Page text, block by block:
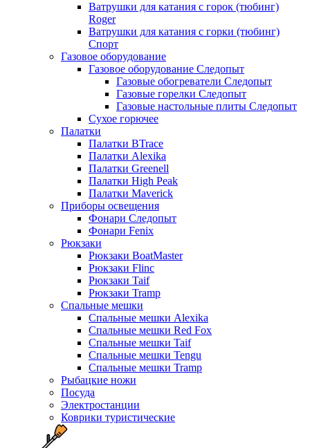
Ватрушки для катания с горок (тюбинг)
Roger
Ватрушки для катания с горки (тюбинг)
Спорт
Газовое оборудование
Газовое оборудование Следопыт
Газовые обогреватели Следопыт
Газовые горелки Следопыт
Газовые настольные плиты Следопыт
Сухое горючее
Палатки
Палатки BTrace
Палатки Alexika
Палатки Greenell
Палатки High Peak
Палатки Maverick
Приборы освещения
Фонари Следопыт
Фонари Fenix
Рюкзаки
Рюкзаки BoatMaster
Рюкзаки Flinc
Рюкзаки Taif
Рюкзаки Tramp
Спальные мешки
Спальные мешки Alexika
Спальные мешки Red Fox
Спальные мешки Taif
Спальные мешки Tengu
Спальные мешки Tramp
Рыбацкие ножи
Посуда
Электростанции
Коврики туристические